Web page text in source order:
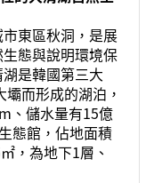
東區秋洞，是展
態與說明環境保
是韓國第三大
而形成的湖泊，
、儲水量有15億
態館，佔地面積
，為地下1層、